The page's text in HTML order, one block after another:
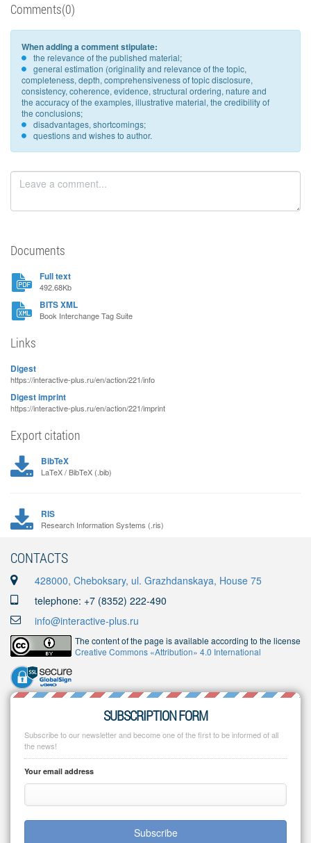
Comments(0)
When adding a comment stipulate:
the relevance of the published material;
general estimation (originality and relevance of the topic,
completeness, depth, comprehensiveness of topic disclosure,
consistency, coherence, evidence, structural ordering, nature and
the accuracy of the examples, illustrative material, the credibility of
the conclusions;
disadvantages, shortcomings;
questions and wishes to author.
Documents
Full text
492.68Kb
BITS XML
Book Interchange Tag Suite
Links
Digest
https://interactive-plus.ru/en/action/221/info
Digest imprint
https://interactive-plus.ru/en/action/221/imprint
Export citation
BibTeX
LaTeX / BibTeX (.bib)
RIS
Research Information Systems (.ris)
CONTACTS
428000, Cheboksary, ul. Grazhdanskaya, House 75
telephone: +7 (8352) 222-490
info@interactive-plus.ru
The content of the page is available according to the license
Creative Commons «Attribution» 4.0 International
SUBSCRIPTION FORM
Subscribe to our newsletter and become one of the first to be informed of all
the news!
Your email address
Subscribe